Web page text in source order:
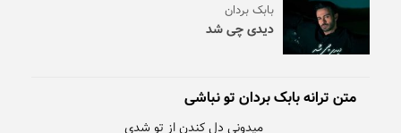
بابک بردان
دیدی چی شد
متن ترانه بابک بردان تو نباشی